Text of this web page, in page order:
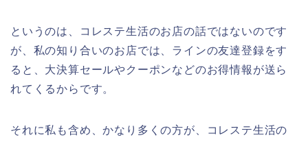
というのは、コレステ生活のお店の話ではないのです
が、私の知り合いのお店では、ラインの友達登録をす
ると、大決算セールやクーポンなどのお得情報が送ら
れてくるからです。
それに私も含め、かなり多くの方が、コレステ生活の